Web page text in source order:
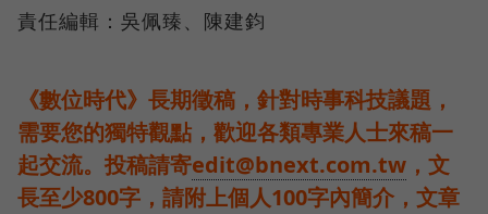
責任編輯：吳佩臻、陳建鈞
《數位時代》長期徵稿，針對時事科技議題，
需要您的獨特觀點，歡迎各類專業人士來稿一
起交流。投稿請寄edit@bnext.com.tw ，文
長至少800字，請附上個人100字內簡介，文章